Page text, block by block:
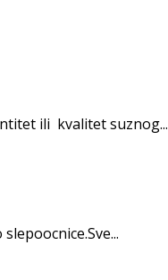
ili kvalitet suznog...